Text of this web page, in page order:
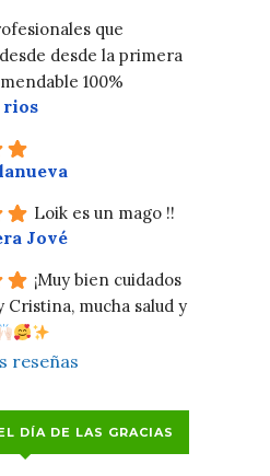
que
desde la primera
100%
rios
Loik es un mago !!
Jové
¡Muy bien cuidados
Cristina, mucha salud y
reseñas
DÍA DE LAS GRACIAS